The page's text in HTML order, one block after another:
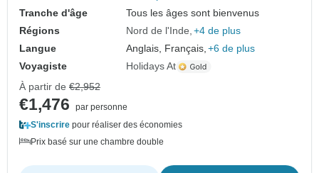
Tranche d'âge
Tous les âges sont bienvenus
Régions
Nord de l'Inde +4 de plus
Langue
Anglais, Français, +6 de plus
Voyagiste
Holidays At
À partir de €2,952
€1,476
par personne
S'inscrire pour réaliser des économies
Prix basé sur une chambre double